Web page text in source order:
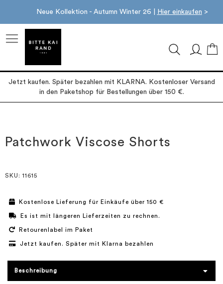
Neue Kollektion - Autumn Winter 26 | Hier einkaufen >
Jetzt kaufen. Später bezahlen mit KLARNA. Kostenloser Versand
in den Paketshop für Bestellungen über 150 €.
der
Bildgalerie
der
Bildgalerie
Patchwork Viscose Shorts
SKU : 11615
Kostenlose Lieferung für Einkäufe über 150 €
Es ist mit längeren Lieferzeiten zu rechnen.
Retourenlabel im Paket
Jetzt kaufen. Später mit Klarna bezahlen
Beschreibung